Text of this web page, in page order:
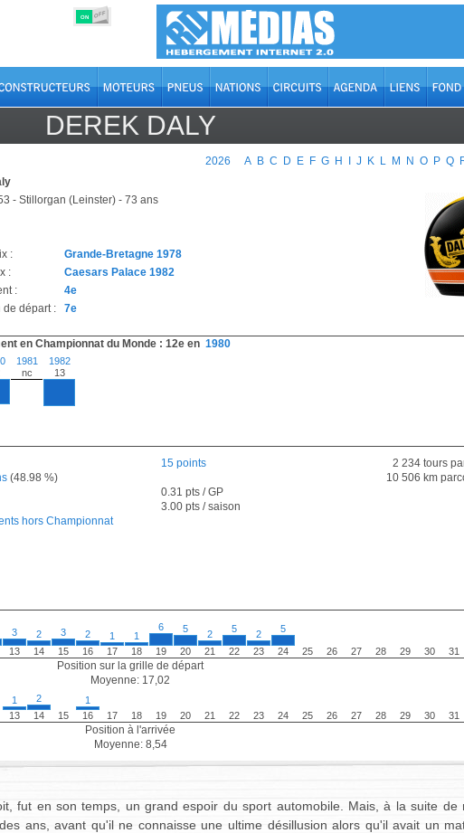
ON OFF
DEREK DALY
2026 A B C D E F G H J K L M N O P Q
- Stillorgan (Leinster) - 73 ans
:
Grande-Bretagne 1978
:
Caesars Palace 1982
:
4e
de départ :
7e
en Championnat du Monde : 12e en 1980
1981
nc
1982
13
(48.98 %)
hors Championnat
15 points
0.31 pts / GP
3.00 pts / saison
2 234 tours
10 506 km
3
13
2
14
3
15
2
16
1
17
1
18
6
19
5
20
2
21
5
22
2
23
5
24 25 26 27 28 29 30 31
Position sur la grille de départ
Moyenne: 17,02
1
13
2
14
15
1
16
17 18 19 20 21 22 23 24 25 26 27 28 29 30 31
Position à l'arrivée
Moyenne: 8,54
fut en son temps, un grand espoir du sport automobile. Mais, à la suite de
ans, avant qu'il ne connaisse une ultime désillusion alors qu'il avait un